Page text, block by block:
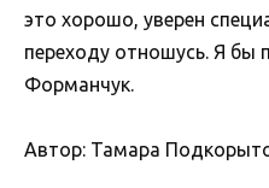
это хорошо, уверен
переходу отношусь. Я бы
Форманчук.
Автор: Тамара